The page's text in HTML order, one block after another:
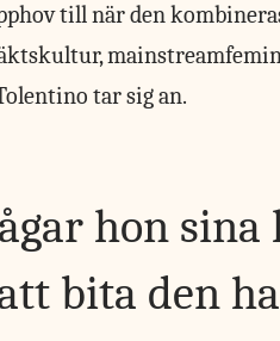
till när den
tar sig an.
hon sina
bita den